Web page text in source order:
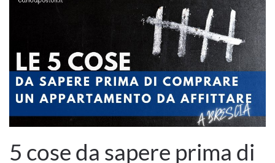
5 cose da sapere prima di